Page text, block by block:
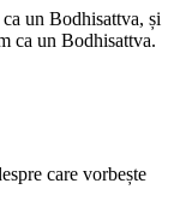
un Bodhisattva, și
ca un Bodhisattva.
care vorbește